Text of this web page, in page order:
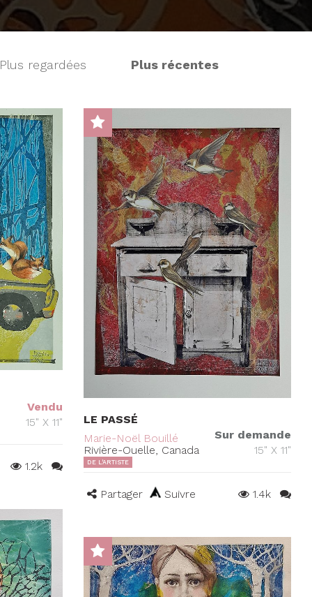
Plus regardées Plus récentes
Vendu
15" X 11"
1.2k
LE PASSÉ
Marie-Noël Bouillé
Rivière-Ouelle, Canada
Sur demande
15" X 11"
DE L'ARTISTE
Partager Suivre 1.4k